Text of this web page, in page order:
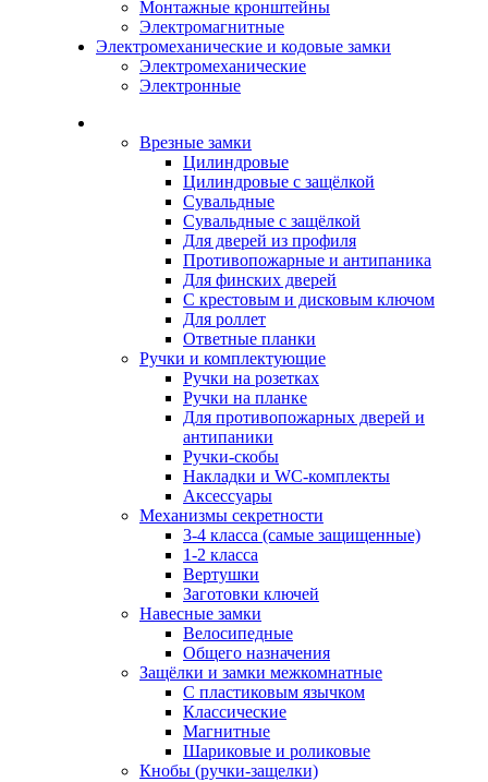
Монтажные кронштейны
Электромагнитные
Электромеханические и кодовые замки
Электромеханические
Электронные
Врезные замки
Цилиндровые
Цилиндровые с защёлкой
Сувальдные
Сувальдные с защёлкой
Для дверей из профиля
Противопожарные и антипаника
Для финских дверей
С крестовым и дисковым ключом
Для роллет
Ответные планки
Ручки и комплектующие
Ручки на розетках
Ручки на планке
Для противопожарных дверей и
антипаники
Ручки-скобы
Накладки и WC-комплекты
Аксессуары
Механизмы секретности
3-4 класса (самые защищенные)
1-2 класса
Вертушки
Заготовки ключей
Навесные замки
Велосипедные
Общего назначения
Защёлки и замки межкомнатные
С пластиковым язычком
Классические
Магнитные
Шариковые и роликовые
Кнобы (ручки-защелки)